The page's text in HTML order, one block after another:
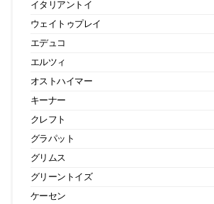
イタリアントイ
ウェイトゥプレイ
エデュコ
エルツィ
オストハイマー
キーナー
クレフト
グラパット
グリムス
グリーントイズ
ケーセン